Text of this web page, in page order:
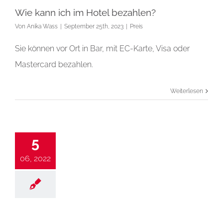
Wie kann ich im Hotel bezahlen?
Von Anika Wass September 25th, 2023 Preis
Sie können vor Ort in Bar, mit EC-Karte, Visa oder
Mastercard bezahlen.
Weiterlesen
5
06, 2022